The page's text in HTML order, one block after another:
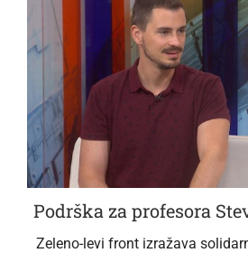
Podrška za profesora
Zeleno-levi front izražava